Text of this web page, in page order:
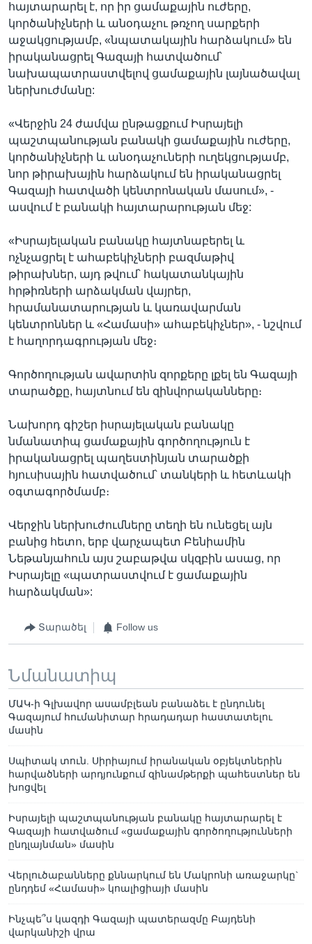
հայտարարել է, որ իր ցամաքային ուժերը,
կործանիչների և անօդաչու թռչող սարքերի
աջակցությամբ, «նպատակային հարձակում» են
իրականացրել Գազայի հատվածում՝
նախապատրաստվելով ցամաքային լայնածավալ
ներխուժմանը:
«Վերջին 24 ժամվա ընթացքում Իսրայելի
պաշտպանության բանակի ցամաքային ուժերը,
կործանիչների և անօդաչուների ուղեկցությամբ,
նոր թիրախային հարձակում են իրականացրել
Գազայի հատվածի կենտրոնական մասում», -
ասվում է բանակի հայտարարության մեջ:
«Իսրայելական բանակը հայտնաբերել և
ոչնչացրել է ահաբեկիչների բազմաթիվ
թիրախներ, այդ թվում՝ հակատանկային
հրթիռների արձակման վայրեր,
հրամանատարության և կառավարման
կենտրոններ և «Համասի» ահաբեկիչներ», - նշվում
է հաղորդագրության մեջ։
Գործողության ավարտին զորքերը լքել են Գազայի
տարածքը, հայտնում են զինվորականները։
Նախորդ գիշեր իսրայելական բանակը
նմանատիպ ցամաքային գործողություն է
իրականացրել պաղեստինյան տարածքի
հյուսիսային հատվածում՝ տանկերի և հետևակի
օգտագործմամբ։
Վերջին ներխուժումները տեղի են ունեցել այն
բանից հետո, երբ վարչապետ Բենիամին
Նեթանյահուն այս շաբաթվա սկզբին ասաց, որ
Իսրայելը «պատրաստվում է ցամաքային
հարձակման»:
Տարածել Follow us
Նմանատիպ
ՄԱԿ-ի Գլխավոր ասամբլեան բանաձեւ է ընդունել
Գազայում հումանիտար հրադադար հաստատելու
մասին
Սպիտակ տուն. Սիրիայում իրանական օբյեկտներին
հարվածների արդյունքում զինամթերքի պահեստներ են
խոցվել
Իսրայելի պաշտպանության բանակը հայտարարել է
Գազայի հատվածում «ցամաքային գործողությունների
ընդլայնման» մասին
Վերլուծաբանները քննարկում են Մակրոնի առաջարկը`
ընդդեմ «Համասի» կոալիցիայի մասին
Ինչպե՞ս կազդի Գազայի պատերազմը Բայդենի
վարկանիշի վրա